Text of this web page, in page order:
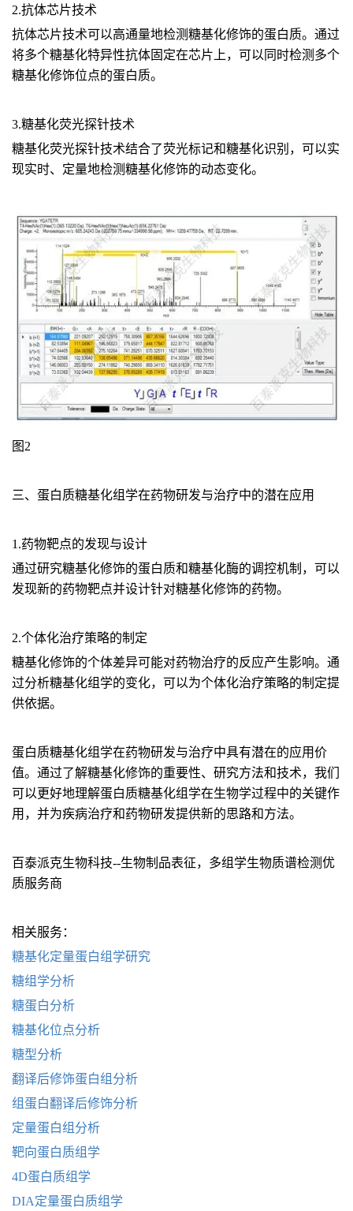
2.抗体芯片技术
抗体芯片技术可以高通量地检测糖基化修饰的蛋白质。通过
将多个糖基化特异性抗体固定在芯片上，可以同时检测多个
糖基化修饰位点的蛋白质。
3.糖基化荧光探针技术
糖基化荧光探针技术结合了荧光标记和糖基化识别，可以实
现实时、定量地检测糖基化修饰的动态变化。
图2
三、蛋白质糖基化组学在药物研发与治疗中的潜在应用
1.药物靶点的发现与设计
通过研究糖基化修饰的蛋白质和糖基化酶的调控机制，可以
发现新的药物靶点并设计针对糖基化修饰的药物。
2.个体化治疗策略的制定
糖基化修饰的个体差异可能对药物治疗的反应产生影响。通
过分析糖基化组学的变化，可以为个体化治疗策略的制定提
供依据。
蛋白质糖基化组学在药物研发与治疗中具有潜在的应用价
值。通过了解糖基化修饰的重要性、研究方法和技术，我们
可以更好地理解蛋白质糖基化组学在生物学过程中的关键作
用，并为疾病治疗和药物研发提供新的思路和方法。
百泰派克生物科技--生物制品表征，多组学生物质谱检测优
质服务商
相关服务：
糖基化定量蛋白组学研究
糖组学分析
糖蛋白分析
糖基化位点分析
糖型分析
翻译后修饰蛋白组分析
组蛋白翻译后修饰分析
定量蛋白组分析
靶向蛋白质组学
4D蛋白质组学
DIA定量蛋白质组学